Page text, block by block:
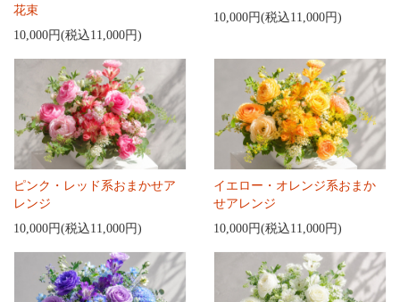
花束
10,000円(税込11,000円)
10,000円(税込11,000円)
ピンク・レッド系おまかせア
レンジ
10,000円(税込11,000円)
イエロー・オレンジ系おまか
せアレンジ
10,000円(税込11,000円)